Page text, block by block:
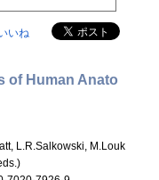
いね
of Human Anato
L.R.Salkowski, M.Louk